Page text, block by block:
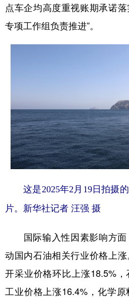
点车企均高度重视账期承诺
专项工作组负责推进”。
这是2025年2月19日拍摄
片。新华社记者 汪强 摄
国际输入性因素影响方面
动国内石油相关行业价格上
开采业价格环比上涨18.5%
工业价格上涨16.4%，化学